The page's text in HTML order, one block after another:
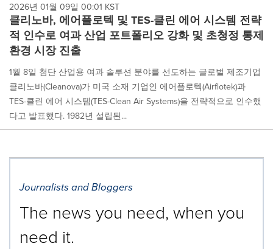
2026년 01월 09일 00:01 KST
클리노바, 에어플로텍 및 TES-클린 에어 시스템 전략
적 인수로 여과 산업 포트폴리오 강화 및 초청정 통제
환경 시장 진출
1월 8일 첨단 산업용 여과 솔루션 분야를 선도하는 글로벌 제조기업
클리노바(Cleanova)가 미국 소재 기업인 에어플로텍(Airflotek)과
TES-클린 에어 시스템(TES-Clean Air Systems)을 전략적으로 인수했
다고 발표했다. 1982년 설립된...
Journalists and Bloggers
The news you need, when you
need it.